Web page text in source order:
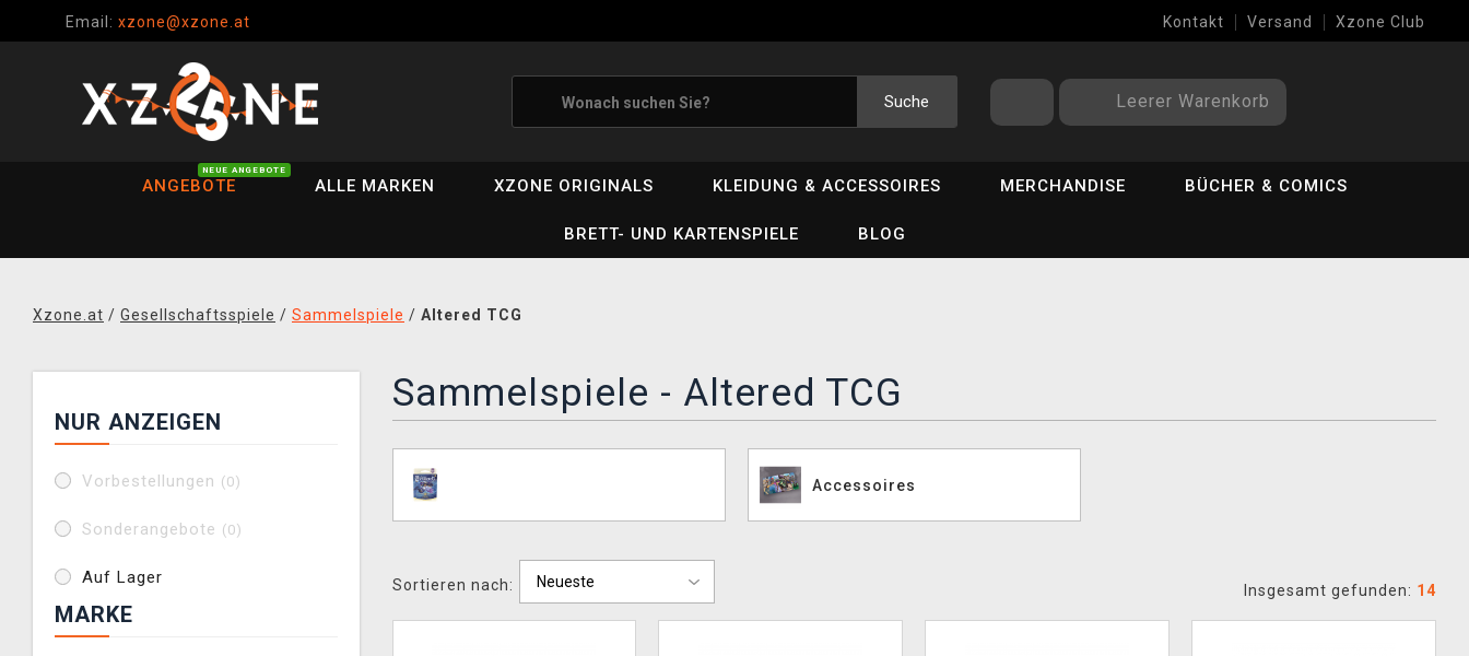
Email: xzone@xzone.at Kontakt Versand Xzone Club
Suche Leerer Warenkorb
ANGEBOTE
NEUE ANGEBOTE
ALLE MARKEN XZONE ORIGINALS KLEIDUNG & ACCESSOIRES MERCHANDISE BÜCHER & COMICS
BRETT- UND KARTENSPIELE BLOG
Xzone.at / Gesellschaftsspiele / Sammelspiele / Altered TCG
NUR ANZEIGEN
Vorbestellungen (0)
Sonderangebote (0)
Auf Lager
MARKE
Sammelspiele - Altered TCG
Accessoires
Sortieren nach: Insgesamt gefunden: 14